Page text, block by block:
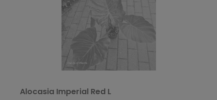
Alocasia Imperial Red L